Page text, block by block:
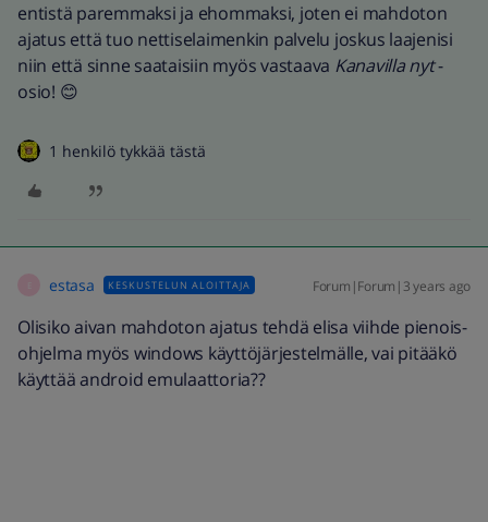
entistä paremmaksi ja ehommaksi, joten ei mahdoton
ajatus että tuo nettiselaimenkin palvelu joskus laajenisi
niin että sinne saataisiin myös vastaava Kanavilla nyt-
osio! 😊
1 henkilö tykkää tästä
estasa KESKUSTELUN ALOITTAJA Forum|Forum|3 years ago
Olisiko aivan mahdoton ajatus tehdä elisa viihde pienois-
ohjelma myös windows käyttöjärjestelmälle, vai pitääkö
käyttää android emulaattoria??